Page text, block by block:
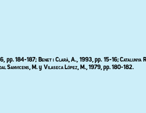
pp. 184-187; Benet i Clarà, A., 1993, pp. 15-16;Catalunya
Sanvicens, M.y Vilaseca López, M., 1979, pp. 180-182.